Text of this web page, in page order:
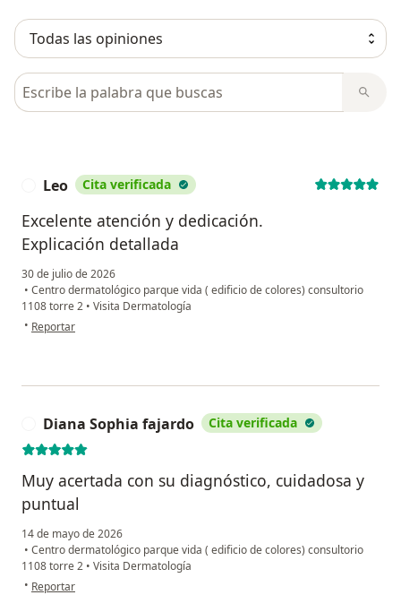
Busca en opiniones
Leo Cita verificada
Excelente atención y dedicación.
Explicación detallada
30 de julio de 2026
• Centro dermatológico parque vida ( edificio de colores) consultorio
1108 torre 2 • Visita Dermatología
• en opinión del usuario Leo
Reportar
Diana Sophia fajardo Cita verificada
Muy acertada con su diagnóstico, cuidadosa y
puntual
14 de mayo de 2026
• Centro dermatológico parque vida ( edificio de colores) consultorio
1108 torre 2 • Visita Dermatología
• en opinión del usuario Diana Sophia fajardo
Reportar